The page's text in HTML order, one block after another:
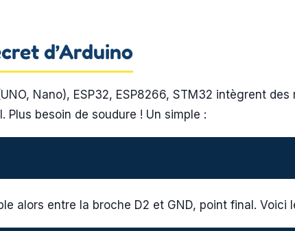
d’Arduino
Nano), ESP32, ESP8266, STM32 intègrent
besoin de soudure ! Un simple :
alors entre la broche D2 et GND, point final. Voici